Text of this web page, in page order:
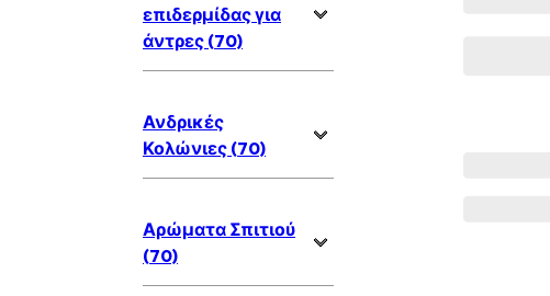
επιδερμίδας για
άντρες (70)
Ανδρικές
Κολώνιες (70)
Αρώματα Σπιτιού
(70)